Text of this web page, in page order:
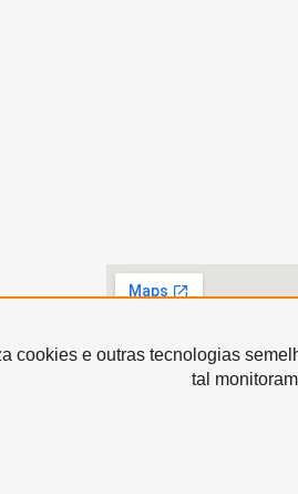
cookies e outras tecnologias
tal